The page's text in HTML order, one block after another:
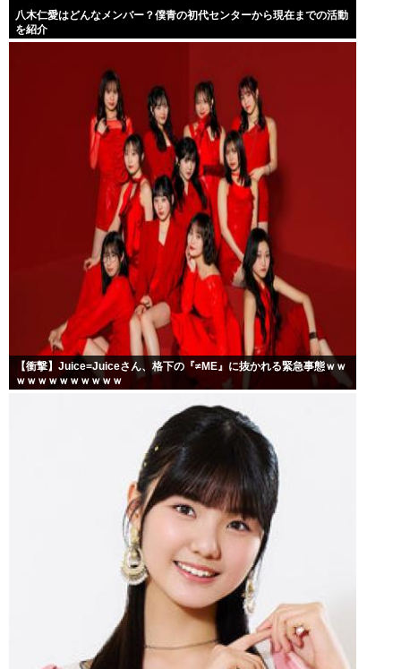
八木仁愛はどんなメンバー？僕青の初代センターから現在までの活動
を紹介
【衝撃】Juice=Juiceさん、格下の『≠ME』に抜かれる緊急事態ｗｗ
ｗｗｗｗｗｗｗｗｗｗ